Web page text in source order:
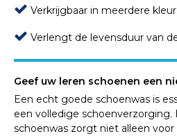
Verkrijgbaar in meerdere
Verlengt de levensduur van
Geef uw leren schoenen een
Een echt goede schoenwas is
een volledige schoenverzorging.
schoenwas zorgt niet alleen